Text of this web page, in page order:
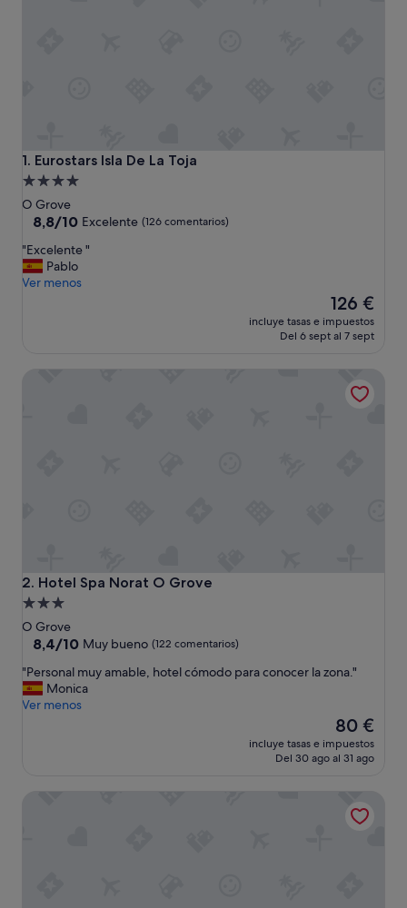
1. Eurostars Isla De La Toja
Eurostars Isla De La Toja
Alojamiento
de
4.0 estrellas
O Grove
8.8
10,
Excelente,
(126 comentarios)
8,8/10 Excelente (126 comentarios)
"
E
x
"Excelente "
Pablo
Ver menos
El
precio
actual
126 €
126 €
incluye tasas e impuestos
Del 6 sept al 7 sept
2. Hotel Spa Norat O Grove
Hotel Spa Norat O Grove
Alojamiento
de
3.0 estrellas
O Grove
8.4
10,
Muy
bueno,
8,4/10 Muy bueno (122 comentarios)
"
P
e
"Personal muy amable, hotel cómodo para conocer la zona."
Monica
Ver menos
El
precio
actual
80 €
80 €
incluye tasas e impuestos
Del 30 ago al 31 ago